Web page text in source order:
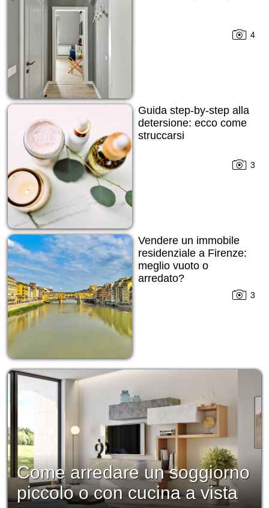
4
Guida step-by-step alla
detersione: ecco come
struccarsi
3
Vendere un immobile
residenziale a Firenze:
meglio vuoto o
arredato?
3
Come arredare un soggiorno
piccolo o con cucina a vista